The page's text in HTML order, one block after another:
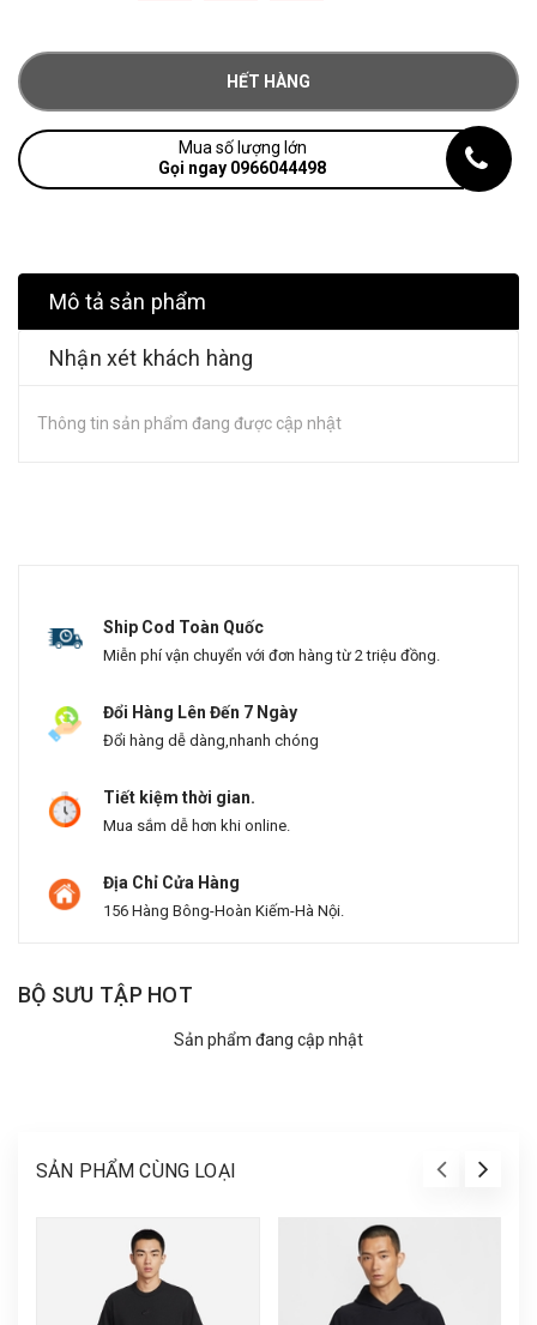
HẾT HÀNG
Mua số lượng lớn
Gọi ngay 0966044498
Mô tả sản phẩm
Nhận xét khách hàng
Thông tin sản phẩm đang được cập nhật
Ship Cod Toàn Quốc
Miễn phí vận chuyển với đơn hàng từ 2 triệu đồng.
Đổi Hàng Lên Đến 7 Ngày
Đổi hàng dễ dàng,nhanh chóng
Tiết kiệm thời gian.
Mua sắm dễ hơn khi online.
Địa Chỉ Cửa Hàng
156 Hàng Bông-Hoàn Kiếm-Hà Nội.
BỘ SƯU TẬP HOT
Sản phẩm đang cập nhật
SẢN PHẨM CÙNG LOẠI